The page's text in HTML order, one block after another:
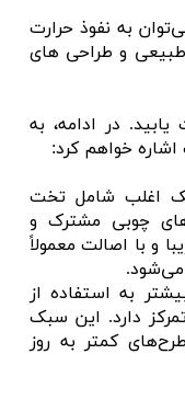
به نفوذ حرارت
و طراحی های
در ادامه، به
خواهم کرد:
اغلب شامل تخت
چوبی مشترک و
و با اصالت معمولاً
می‌شود.
به استفاده از
دارد. این سبک
کمتر به روز